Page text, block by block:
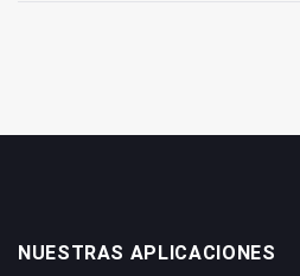
NUESTRAS APLICACIONES